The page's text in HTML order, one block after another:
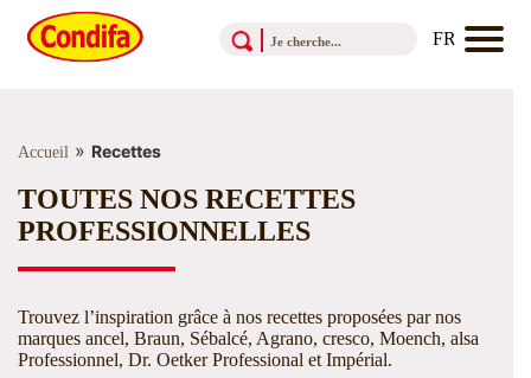
Accueil » Recettes
TOUTES NOS RECETTES
PROFESSIONNELLES
Trouvez l’inspiration grâce à nos recettes proposées par nos
marques ancel, Braun, Sébalcé, Agrano, cresco, Moench, alsa
Professionnel, Dr. Oetker Professional et Impérial.